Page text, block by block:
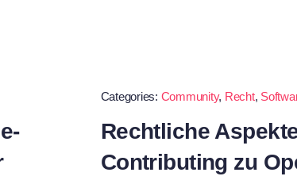
Categories: Community, Recht,
Rechtliche
Contributing zu